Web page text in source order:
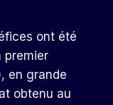
ont été
premier
en grande
obtenu au